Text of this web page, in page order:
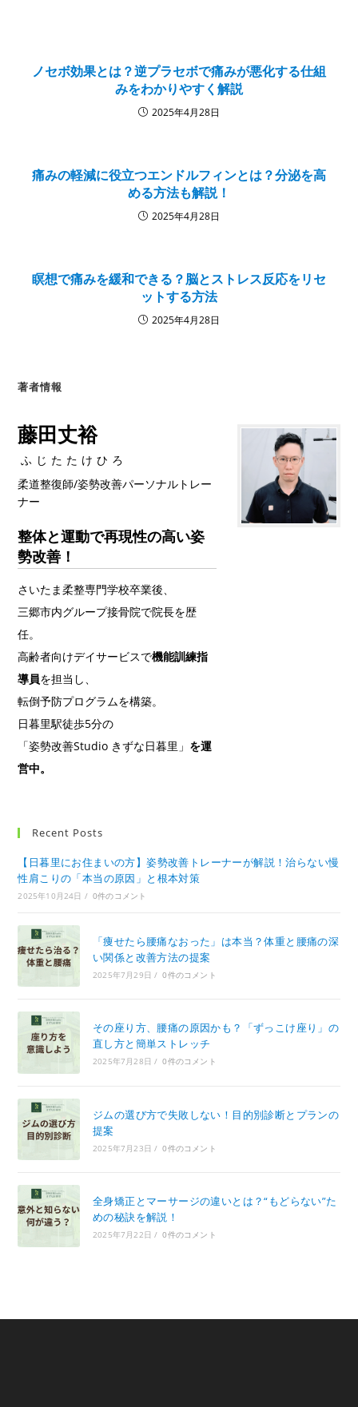
ノセボ効果とは？逆プラセボで痛みが悪化する仕組
みをわかりやすく解説
2025年4月28日
痛みの軽減に役立つエンドルフィンとは？分泌を高
める方法も解説！
2025年4月28日
瞑想で痛みを緩和できる？脳とストレス反応をリセ
ットする方法
2025年4月28日
著者情報
藤田丈裕
ふじたたけひろ
柔道整復師/姿勢改善パーソナルトレー
ナー
整体と運動で再現性の高い姿
勢改善！
さいたま柔整専門学校卒業後、
三郷市内グループ接骨院で院長を歴
任。
高齢者向けデイサービスで機能訓練指
導員を担当し、
転倒予防プログラムを構築。
日暮里駅徒歩5分の
「姿勢改善Studio きずな日暮里」 を運
営中。
Recent Posts
【日暮里にお住まいの方】姿勢改善トレーナーが解説！治らない慢
性肩こりの「本当の原因」と根本対策
2025年10月24日 / 0件のコメント
「痩せたら腰痛なおった」は本当？体重と腰痛の深
い関係と改善方法の提案
2025年7月29日 / 0件のコメント
その座り方、腰痛の原因かも？「ずっこけ座り」の
直し方と簡単ストレッチ
2025年7月28日 / 0件のコメント
ジムの選び方で失敗しない！目的別診断とプランの
提案
2025年7月23日 / 0件のコメント
全身矯正とマーサージの違いとは？“もどらない”た
めの秘訣を解説！
2025年7月22日 / 0件のコメント